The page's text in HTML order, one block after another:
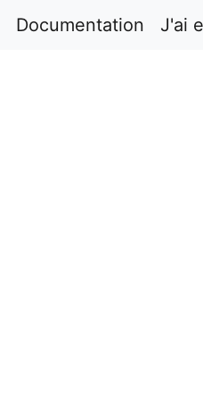
Documentation J'ai